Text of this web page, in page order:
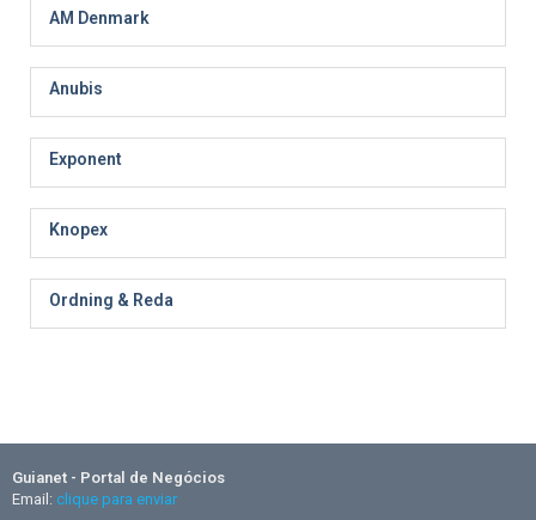
AM Denmark
Anubis
Exponent
Knopex
Ordning & Reda
Guianet - Portal de Negócios
Email: clique para enviar